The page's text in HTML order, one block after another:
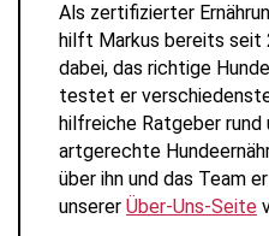
Als zertifizierter
hilft Markus bereits seit
dabei, das richtige
testet er
hilfreiche Ratgeber rund
artgerechte
über ihn und das Team
unserer Über-Uns-Seite